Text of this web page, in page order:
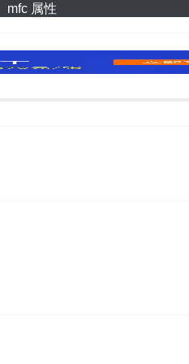
mfc 属性